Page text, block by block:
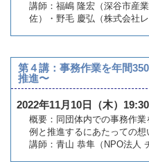
講師：福嶋 隆宏（深谷市産
佐）・野毛 慶弘（株式会社
第４講：事務作業を年間
推進〜
2022年11月10日（木）
概要：同団体内での事務作
例と推進するにあたっての想
講師：青山 恭隼（NPO法人